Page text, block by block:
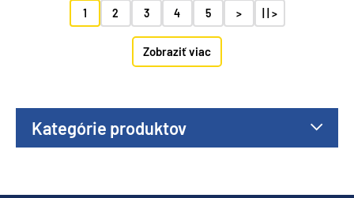
Kategórie produktov
1 2 3 4 5 > | | >
Zobraziť viac